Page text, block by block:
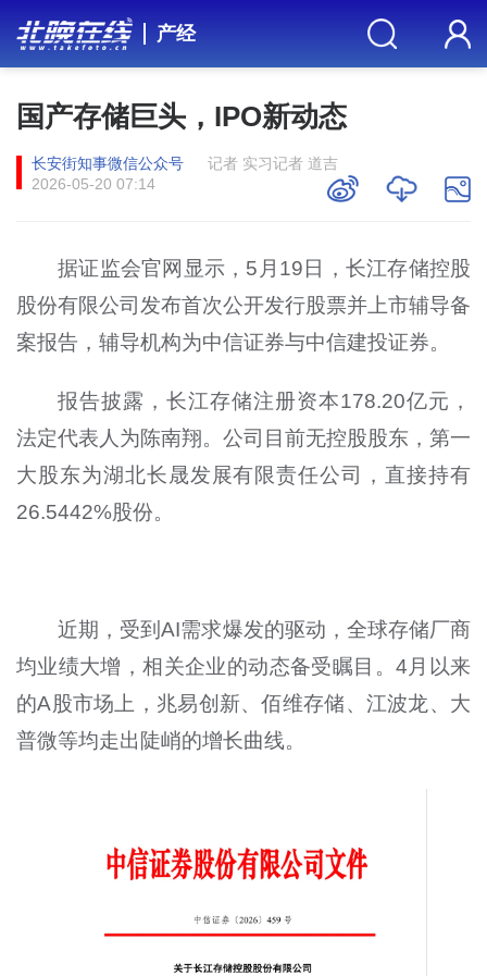
产经
国产存储巨头，IPO新动态
长安街知事微信公众号
记者 实习记者 道吉
2026-05-20 07:14
据证监会官网显示，5月19日，长江存储控股
股份有限公司发布首次公开发行股票并上市辅导备
案报告，辅导机构为中信证券与中信建投证券。
报告披露，长江存储注册资本178.20亿元，
法定代表人为陈南翔。公司目前无控股股东，第一
大股东为湖北长晟发展有限责任公司，直接持有
26.5442%股份。
近期，受到AI需求爆发的驱动，全球存储厂商
均业绩大增，相关企业的动态备受瞩目。4月以来
的A股市场上，兆易创新、佰维存储、江波龙、大
普微等均走出陡峭的增长曲线。